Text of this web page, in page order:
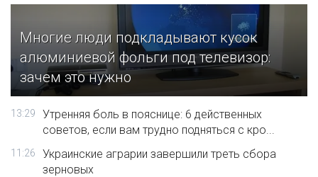
Многие люди подкладывают кусок
алюминиевой фольги под телевизор:
зачем это нужно
13:29
Утренняя боль в пояснице: 6 действенных
советов, если вам трудно подняться с кро...
11:26
Украинские аграрии завершили треть сбора
зерновых